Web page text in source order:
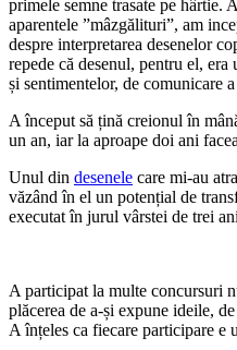
primele semne trasate pe hârtie.
aparentele ”mâzgălituri”, am
despre interpretarea desenelor
repede că desenul, pentru el,
și sentimentelor, de comunicare
A început să țină creionul în
un an, iar la aproape doi ani
Unul din desenele care mi-au
văzând în el un potențial de
executat în jurul vârstei de trei
A participat la multe concursuri
plăcerea de a-și expune ideile,
A înțeles ca fiecare participare e